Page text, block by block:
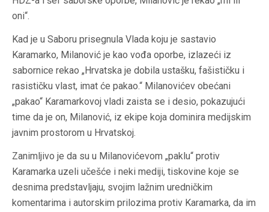
oni“.
Kad je u Saboru prisegnula Vlada koju je sastavio
Karamarko, Milanović je kao vođa oporbe, izlazeći iz
sabornice rekao „Hrvatska je dobila ustašku, fašističku i
rasističku vlast, imat će pakao.“ Milanovićev obećani
„pakao“ Karamarkovoj vladi zaista se i desio, pokazujući
time da je on, Milanović, iz ekipe koja dominira medijskim
javnim prostorom u Hrvatskoj.
Zanimljivo je da su u Milanovićevom „paklu“ protiv
Karamarka uzeli učešće i neki mediji, tiskovine koje se
desnima predstavljaju, svojim lažnim uredničkim
komentarima i autorskim prilozima protiv Karamarka, da im